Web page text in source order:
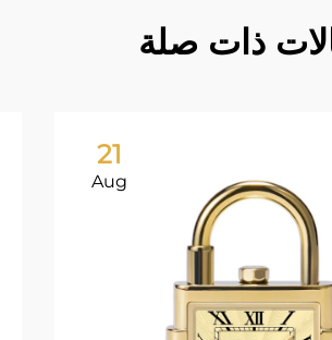
ذات صلة
21
Aug